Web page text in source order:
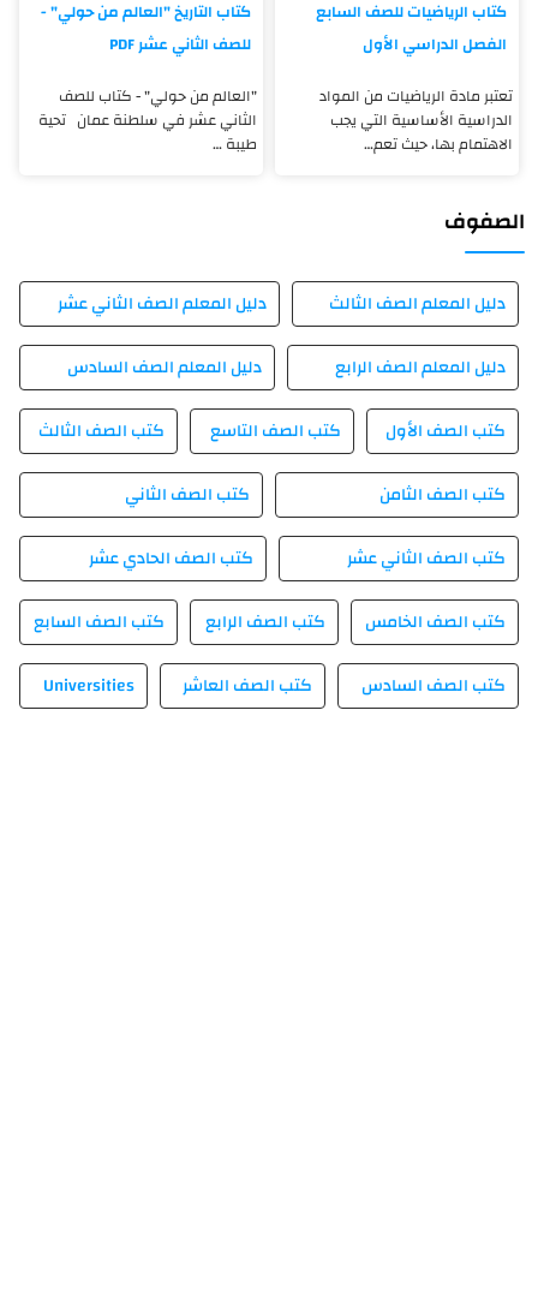
كتاب الرياضيات للصف السابع
الفصل الدراسي الأول
تعتبر مادة الرياضيات من المواد
الدراسية الأساسية التي يجب
الاهتمام بها، حيث تعم…
كتاب التاريخ "العالم من حولي" -
للصف الثاني عشر PDF
"العالم من حولي" - كتاب للصف
الثاني عشر في سلطنة عمان تحية
طيبة …
الصفوف
دليل المعلم الصف الثالث دليل المعلم الصف الثاني عشر
دليل المعلم الصف الرابع دليل المعلم الصف السادس
كتب الصف الأول كتب الصف التاسع كتب الصف الثالث
كتب الصف الثامن كتب الصف الثاني
كتب الصف الثاني عشر كتب الصف الحادي عشر
كتب الصف الخامس كتب الصف الرابع كتب الصف السابع
كتب الصف السادس كتب الصف العاشر Universities